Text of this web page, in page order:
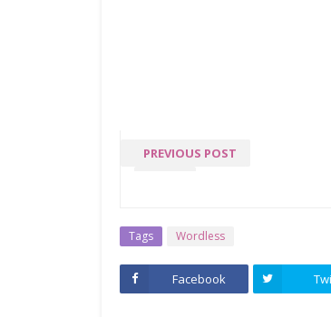
PREVIOUS POST
Tags Wordless
Facebook